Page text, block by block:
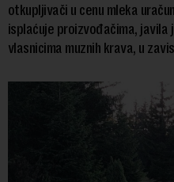
otkupljivači u cenu mleka
isplaćuje proizvođačima, javila
vlasnicima muznih krava, u